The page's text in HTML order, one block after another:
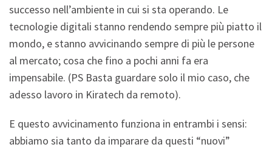
successo nell’ambiente in cui si sta operando. Le
tecnologie digitali stanno rendendo sempre più piatto il
mondo, e stanno avvicinando sempre di più le persone
al mercato; cosa che fino a pochi anni fa era
impensabile. (PS Basta guardare solo il mio caso, che
adesso lavoro in Kiratech da remoto).
E questo avvicinamento funziona in entrambi i sensi:
abbiamo sia tanto da imparare da questi “nuovi”